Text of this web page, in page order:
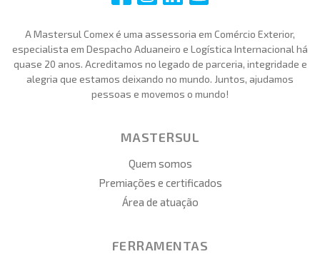
A Mastersul Comex é uma assessoria em Comércio Exterior,
especialista em Despacho Aduaneiro e Logística Internacional há
quase 20 anos. Acreditamos no legado de parceria, integridade e
alegria que estamos deixando no mundo. Juntos, ajudamos
pessoas e movemos o mundo!
MASTERSUL
Quem somos
Premiações e certificados
Área de atuação
FERRAMENTAS